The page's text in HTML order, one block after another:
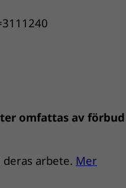
omfattas av
arbete. Mer